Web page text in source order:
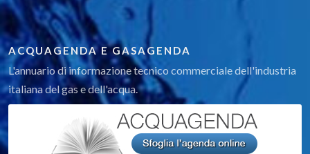
ACQUAGENDA E GASAGENDA
L'annuario di informazione tecnico commerciale dell'industria
italiana del gas e dell'acqua.